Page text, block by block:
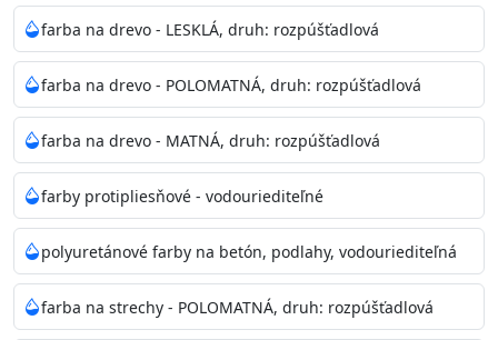
Informácie k aplikácií
Pred použitím farbu narieďte do 10% vodou podľa
spôsobu aplikácie. Dobre premiešajte a občas opakujte
aj počas náteru. Naneste jednu
vrstvu štetcom, valčekom alebo striekacou pištoľou
farba zasychá na dotyk po 30-60min./23°C po
dokonalom preschnutí minimálne 3-
4hod/23°C je možné aplikovať ďalšiu vrstvu náteru.
Doba schnutia je závislá na poveternostných
podmienkach s vyššou vlhkosťou a nižšou
teplotou sa doba schnutia predlžuje.
farba na drevo - LESKLÁ, druh: rozpúšťadlová
farba na drevo - POLOMATNÁ, druh: rozpúšťadlová
farba na drevo - MATNÁ, druh: rozpúšťadlová
farby protipliesňové - vodouriediteľné
polyuretánové farby na betón, podlahy, vodouriediteľná
farba na strechy - POLOMATNÁ, druh: rozpúšťadlová